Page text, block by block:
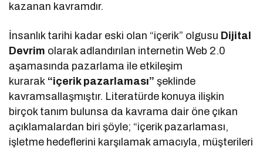
kazanan kavramdır.
İnsanlık tarihi kadar eski olan “içerik” olgusu Dijital
Devrim olarak adlandırılan internetin Web 2.0
aşamasında pazarlama ile etkileşim
kurarak “içerik pazarlaması” şeklinde
kavramsallaşmıştır. Literatürde konuya ilişkin
birçok tanım bulunsa da kavrama dair öne çıkan
açıklamalardan biri şöyle; “içerik pazarlaması,
işletme hedeflerini karşılamak amacıyla, müşterileri